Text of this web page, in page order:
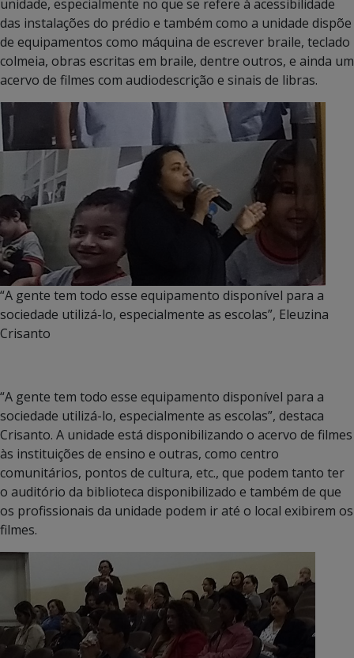
unidade, especialmente no que se refere à acessibilidade
das instalações do prédio e também como a unidade dispõe
de equipamentos como máquina de escrever braile, teclado
colmeia, obras escritas em braile, dentre outros, e ainda um
acervo de filmes com audiodescrição e sinais de libras.
“A gente tem todo esse equipamento disponível para a
sociedade utilizá-lo, especialmente as escolas”, Eleuzina
Crisanto
“A gente tem todo esse equipamento disponível para a
sociedade utilizá-lo, especialmente as escolas”, destaca
Crisanto. A unidade está disponibilizando o acervo de filmes
às instituições de ensino e outras, como centro
comunitários, pontos de cultura, etc., que podem tanto ter
o auditório da biblioteca disponibilizado e também de que
os profissionais da unidade podem ir até o local exibirem os
filmes.